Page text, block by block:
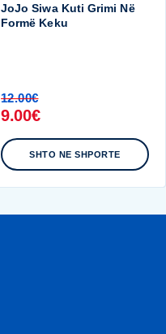
JoJo Siwa Kuti Grimi Në
Formë Keku
12.00€
9.00€
SHTO NE SHPORTE